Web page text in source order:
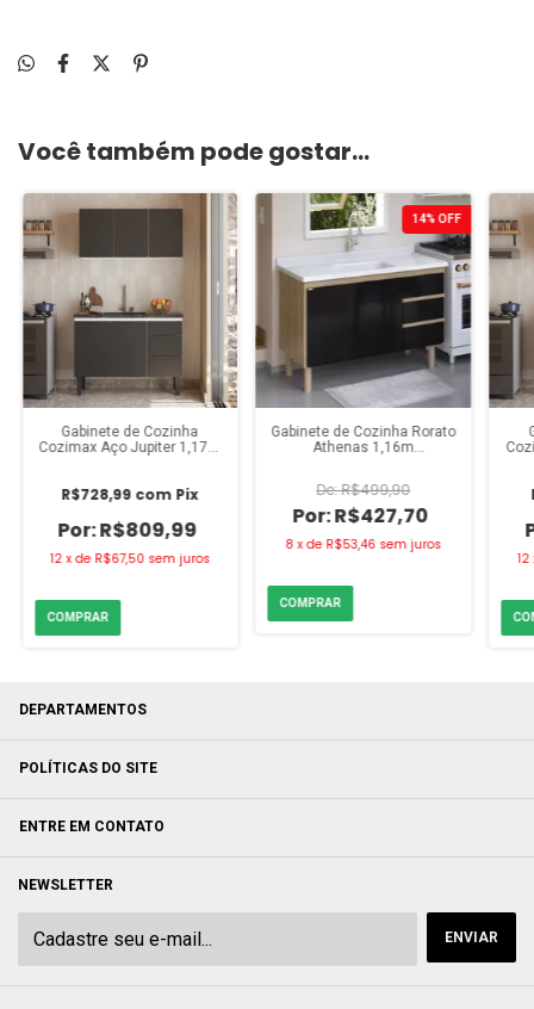
Você também pode gostar...
Gabinete de Cozinha
Cozimax Aço Jupiter 1,17m
R$809,99
R$728,99 com Pix
12 xde R$67,50 sem juros
14%OFF
Gabinete de Cozinha Rorato
Athenas 1,16m
R$427,70
R$499,90
8 xde R$53,46 sem juros
12
DEPARTAMENTOS
POLÍTICAS DO SITE
ENTRE EM CONTATO
NEWSLETTER